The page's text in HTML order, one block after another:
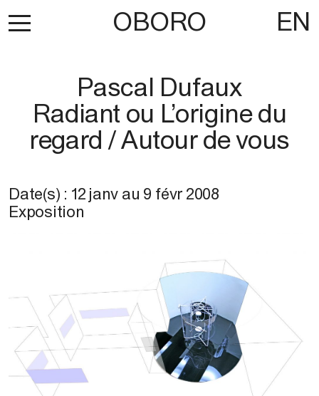
OBORO EN
Pascal Dufaux
Radiant ou L’origine du
regard / Autour de vous
Date(s) : 12 janv au 9 févr 2008
Exposition